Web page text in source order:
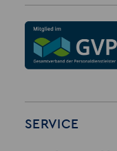
SERVICE